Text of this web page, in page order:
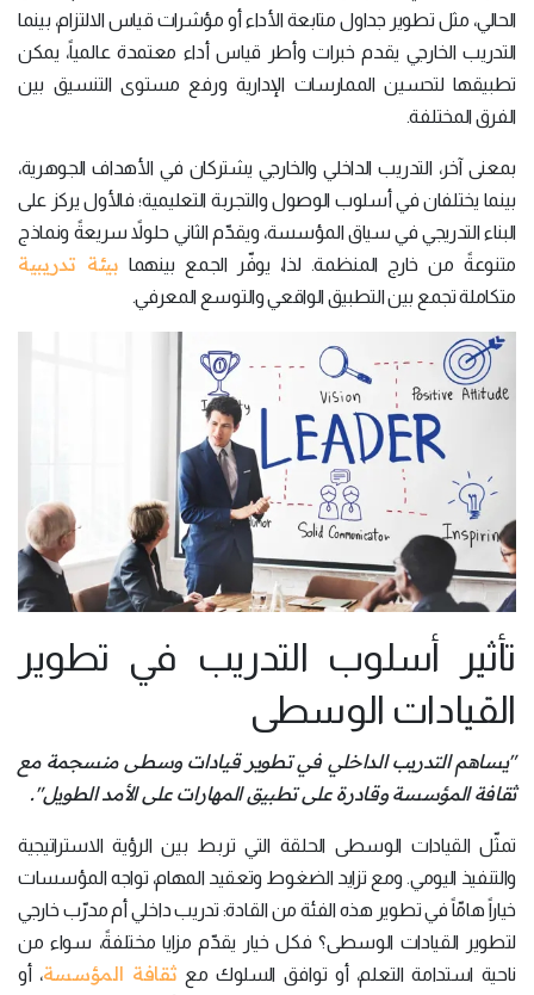
الحالي، مثل تطوير جداول متابعة الأداء أو مؤشرات قياس الالتزام، بينما
التدريب الخارجي يقدم خبرات وأطر قياس أداء معتمدة عالمياً، يمكن
تطبيقها لتحسين الممارسات الإدارية ورفع مستوى التنسيق بين
الفرق المختلفة.
بمعنى آخر، التدريب الداخلي والخارجي يشتركان في الأهداف الجوهرية،
بينما يختلفان في أسلوب الوصول والتجربة التعليمية؛ فالأول يركز على
البناء التدريجي في سياق المؤسسة، ويقدّم الثاني حلولاً سريعةً ونماذج
متنوعةً من خارج المنظمة. لذا، يوفّر الجمع بينهما بيئة تدريبية
متكاملة تجمع بين التطبيق الواقعي والتوسع المعرفي.
تأثير أسلوب التدريب في تطوير
القيادات الوسطى
"يساهم التدريب الداخلي في تطوير قيادات وسطى منسجمة مع
ثقافة المؤسسة وقادرة على تطبيق المهارات على الأمد الطويل".
تمثّل القيادات الوسطى الحلقة التي تربط بين الرؤية الاستراتيجية
والتنفيذ اليومي. ومع تزايد الضغوط وتعقيد المهام، تواجه المؤسسات
خياراً هامّاً في تطوير هذه الفئة من القادة: تدريب داخلي أم مدرّب خارجي
لتطوير القيادات الوسطى؟ فكل خيار يقدّم مزايا مختلفةً، سواء من
ناحية استدامة التعلم، أو توافق السلوك مع ثقافة المؤسسة، أو